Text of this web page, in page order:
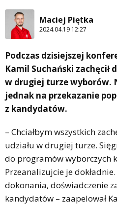
Maciej Piętka
2024.04.19 12:27
Podczas dzisiejszej
Kamil Suchański zachęcił
w drugiej turze wyborów.
jednak na przekazanie
z kandydatów.
– Chciałbym wszystkich
udziału w drugiej turze.
do programów wyborczych
Przeanalizujcie je
dokonania, doświadczenie
kandydatów – zaapelował